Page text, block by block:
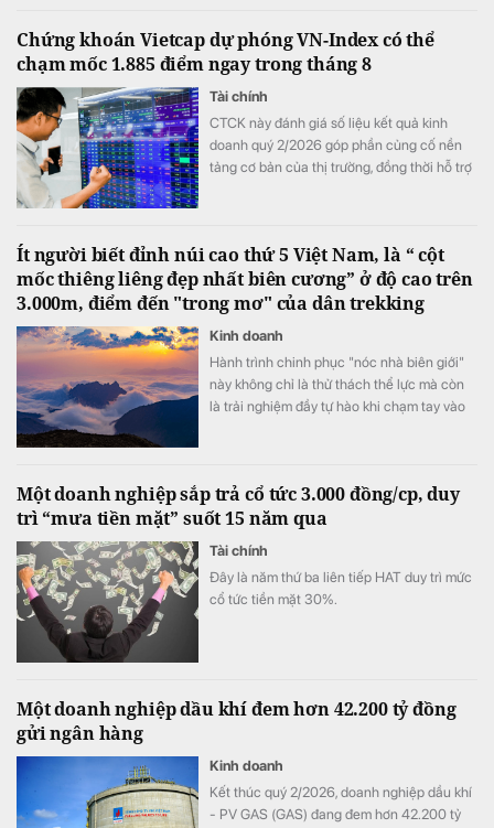
Chứng khoán Vietcap dự phóng VN-Index có thể
chạm mốc 1.885 điểm ngay trong tháng 8
Tài chính
CTCK này đánh giá số liệu kết quả kinh
doanh quý 2/2026 góp phần củng cố nền
tảng cơ bản của thị trường, đồng thời hỗ trợ
Ít người biết đỉnh núi cao thứ 5 Việt Nam, là “ cột
mốc thiêng liêng đẹp nhất biên cương” ở độ cao trên
3.000m, điểm đến "trong mơ" của dân trekking
Kinh doanh
Hành trình chinh phục "nóc nhà biên giới"
này không chỉ là thử thách thể lực mà còn
là trải nghiệm đầy tự hào khi chạm tay vào
Một doanh nghiệp sắp trả cổ tức 3.000 đồng/cp, duy
trì “mưa tiền mặt” suốt 15 năm qua
Tài chính
Đây là năm thứ ba liên tiếp HAT duy trì mức
cổ tức tiền mặt 30%.
Một doanh nghiệp dầu khí đem hơn 42.200 tỷ đồng
gửi ngân hàng
Kinh doanh
Kết thúc quý 2/2026, doanh nghiệp dầu khí
- PV GAS (GAS) đang đem hơn 42.200 tỷ